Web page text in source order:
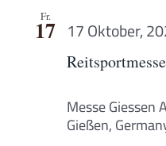
Fr.
17 17 Oktober,
Messe Giessen
Gießen,